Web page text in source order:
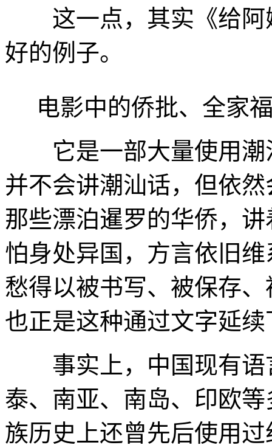
这一点，其实《给阿
好的例子。
电影中的侨批、全家
它是一部大量使用潮
并不会讲潮汕话，但依
那些漂泊暹罗的华侨，
怕身处异国，方言依旧
愁得以被书写、被保存
也正是这种通过文字延
事实上，中国现有语
泰、南亚、南岛、印欧
族历史上还曾先后使用